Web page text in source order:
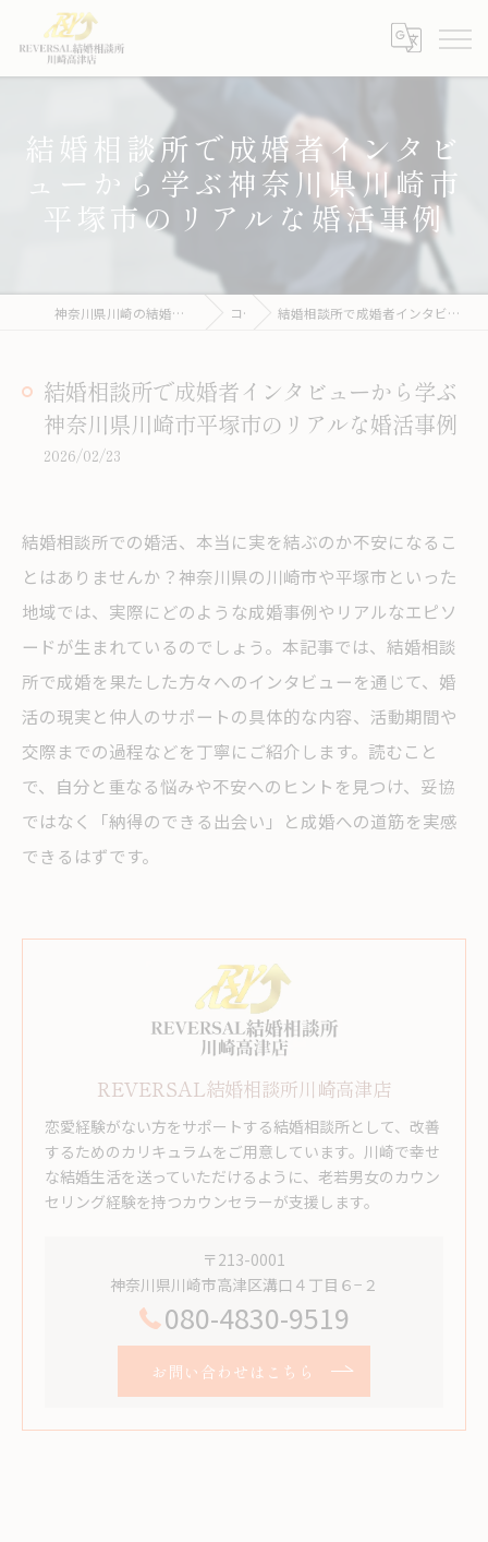
結婚相談所で成婚者インタビ
ューから学ぶ神奈川県川崎市
平塚市のリアルな婚活事例
神奈川県川崎の結婚相談所ならREVERSAL結婚相談所川崎高津店 コラム 結婚相談所で成婚者インタビューから学ぶ神奈川県川崎市平塚市のリアルな婚活事例
結婚相談所で成婚者インタビューから学ぶ
神奈川県川崎市平塚市のリアルな婚活事例
2026/02/23
結婚相談所での婚活、本当に実を結ぶのか不安になるこ
とはありませんか？神奈川県の川崎市や平塚市といった
地域では、実際にどのような成婚事例やリアルなエピソ
ードが生まれているのでしょう。本記事では、結婚相談
所で成婚を果たした方々へのインタビューを通じて、婚
活の現実と仲人のサポートの具体的な内容、活動期間や
交際までの過程などを丁寧にご紹介します。読むこと
で、自分と重なる悩みや不安へのヒントを見つけ、妥協
ではなく「納得のできる出会い」と成婚への道筋を実感
できるはずです。
REVERSAL結婚相談所川崎高津店
恋愛経験がない方をサポートする結婚相談所として、改善
するためのカリキュラムをご用意しています。川崎で幸せ
な結婚生活を送っていただけるように、老若男女のカウン
セリング経験を持つカウンセラーが支援します。
〒213-0001
神奈川県川崎市高津区溝口４丁目６−２
080-4830-9519
お問い合わせはこちら